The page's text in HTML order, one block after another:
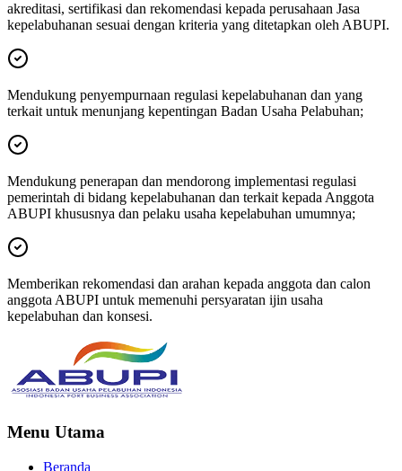
akreditasi, sertifikasi dan rekomendasi kepada perusahaan Jasa
kepelabuhanan sesuai dengan kriteria yang ditetapkan oleh ABUPI.
Mendukung penyempurnaan regulasi kepelabuhanan dan yang
terkait untuk menunjang kepentingan Badan Usaha Pelabuhan;
Mendukung penerapan dan mendorong implementasi regulasi
pemerintah di bidang kepelabuhanan dan terkait kepada Anggota
ABUPI khususnya dan pelaku usaha kepelabuhan umumnya;
Memberikan rekomendasi dan arahan kepada anggota dan calon
anggota ABUPI untuk memenuhi persyaratan ijin usaha
kepelabuhan dan konsesi.
Menu Utama
Beranda